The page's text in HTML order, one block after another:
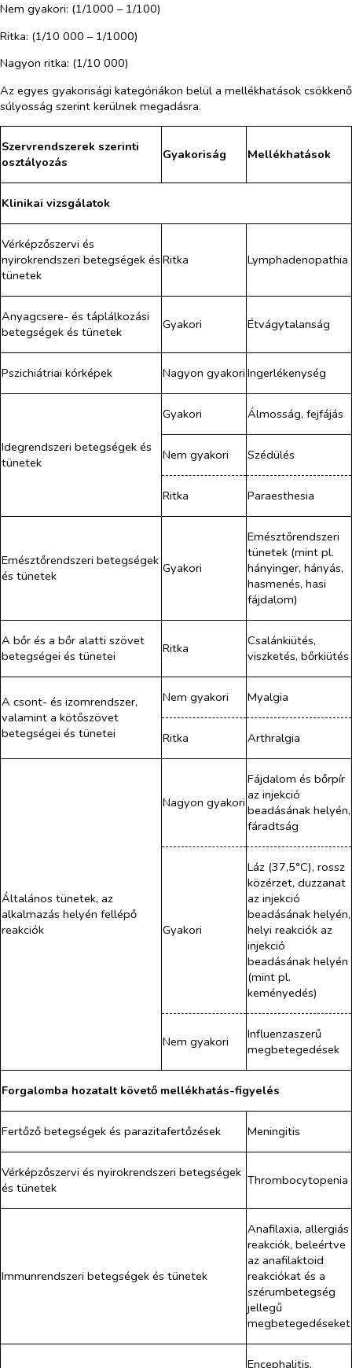
Nem gyakori: (1/1000 – 1/100)
Ritka: (1/10 000 – 1/1000)
Nagyon ritka: (1/10 000)
Az egyes gyakorisági kategóriákon belül a mellékhatások csökkenő
súlyosság szerint kerülnek megadásra.
Szervrendszerek szerinti
osztályozás
Gyakoriság Mellékhatások
Klinikai vizsgálatok
Vérképzőszervi és
nyirokrendszeri betegségek és
tünetek
Ritka Lymphadenopathia
Anyagcsere- és táplálkozási
betegségek és tünetek
Gyakori Étvágytalanság
Pszichiátriai kórképek Nagyon gyakori Ingerlékenység
Idegrendszeri betegségek és
tünetek
Gyakori Álmosság, fejfájás
Nem gyakori Szédülés
Ritka Paraesthesia
Emésztőrendszeri betegségek
és tünetek
Gyakori
Emésztőrendszeri
tünetek (mint pl.
hányinger, hányás,
hasmenés, hasi
fájdalom)
A bőr és a bőr alatti szövet
betegségei és tünetei
Ritka
Csalánkiütés,
viszketés, bőrkiütés
A csont- és izomrendszer,
valamint a kötőszövet
betegségei és tünetei
Nem gyakori Myalgia
Ritka Arthralgia
Általános tünetek, az
alkalmazás helyén fellépő
reakciók
Nagyon gyakori
Fájdalom és bőrpír
az injekció
beadásának helyén,
fáradtság
Gyakori
Láz (37,5°C), rossz
közérzet, duzzanat
az injekció
beadásának helyén,
helyi reakciók az
injekció
beadásának helyén
(mint pl.
keményedés)
Nem gyakori
Influenzaszerű
megbetegedések
Forgalomba hozatalt követő mellékhatás-figyelés
Fertőző betegségek és parazitafertőzések Meningitis
Vérképzőszervi és nyirokrendszeri betegségek
és tünetek
Thrombocytopenia
Immunrendszeri betegségek és tünetek
Anafilaxia, allergiás
reakciók, beleértve
az anafilaktoid
reakciókat és a
szérumbetegség
jellegű
megbetegedéseket
Encephalitis,